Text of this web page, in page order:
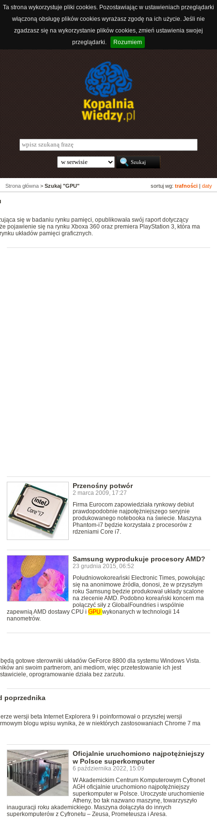
Ta strona wykorzystuje pliki cookies. Pozostawiając w ustawieniach przeglądarki
włączoną obsługę plików cookies wyrażasz zgodę na ich użycie. Jeśli nie
zgadzasz się na wykorzystanie plików cookies, zmień ustawienia swojej
przeglądarki.
Rozumiem
sortuj wg: trafności daty
Strona główna > Szukaj "GPU"
się w badaniu rynku pamięci, opublikowała swój raport dotyczący
pojawienie się na rynku Xboxa 360 oraz premiera PlayStation 3, która ma
układów pamięci graficznych.
Przenośny potwór
2 marca 2009, 17:27
Firma Eurocom zapowiedziała rynkowy debiut
prawdopodobnie najpotężniejszego seryjnie
produkowanego notebooka na świecie. Maszyna
Phantom-i7 będzie korzystała z procesorów z
rdzeniami Core i7.
Samsung wyprodukuje procesory AMD?
23 grudnia 2015, 06:52
Południowokoreański Electronic Times, powołując
się na anonimowe źródła, donosi, że w przyszłym
roku Samsung będzie produkował układy scalone
na zlecenie AMD. Podobno koreański koncern ma
połączyć siły z GlobalFoundries i wspólnie
zapewnią AMD dostawy CPU i GPU wykonanych w technologii 14
nanometrów.
gotowe sterowniki układów GeForce 8800 dla systemu Windows Vista.
ani swoim partnerom, ani mediom, więc przetestowanie ich jest
oprogramowanie działa bez zarzutu.
poprzednika
wersji beta Internet Explorera 9 i poinformował o przyszłej wersji
blogu wpisu wynika, że w niektórych zastosowaniach Chrome 7 ma
Oficjalnie uruchomiono najpotężniejszy
w Polsce superkomputer
6 października 2022, 15:09
W Akademickim Centrum Komputerowym Cyfronet
AGH oficjalnie uruchomiono najpotężniejszy
superkomputer w Polsce. Uroczyste uruchomienie
Atheny, bo tak nazwano maszynę, towarzyszyło
inauguracji roku akademickiego. Maszyna dołączyła do innych
superkomputerów z Cyfronetu – Zeusa, Prometeusza i Aresa.